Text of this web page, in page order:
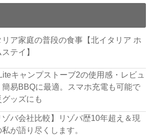
リア家庭の普段の食事【北イタリア ホ
テイ】
キャンプストーブ2の使用感・レビュ
簡易BBQに最適。スマホ充電も可能で
グッズにも
ゾバ会社比較】リゾバ歴10年超え＆現
が語り尽くします。